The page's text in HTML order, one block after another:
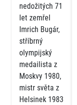
nedožitých 71
let zemřel
Imrich Bugár,
stříbrný
olympijský
medailista z
Moskvy 1980,
mistr světa z
Helsinek 1983